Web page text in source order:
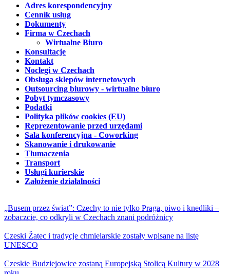
Adres korespondencyjny
Cennik usług
Dokumenty
Firma w Czechach
Wirtualne Biuro
Konsultacje
Kontakt
Noclegi w Czechach
Obsługa sklepów internetowych
Outsourcing biurowy - wirtualne biuro
Pobyt tymczasowy
Podatki
Polityka plików cookies (EU)
Reprezentowanie przed urzędami
Sala konferencyjna - Coworking
Skanowanie i drukowanie
Tłumaczenia
Transport
Usługi kurierskie
Założenie działalności
„Busem przez świat”: Czechy to nie tylko Praga, piwo i knedliki –
zobaczcie, co odkryli w Czechach znani podróżnicy
Czeski Žatec i tradycje chmielarskie zostały wpisane na listę
UNESCO
Czeskie Budziejowice zostaną Europejską Stolicą Kultury w 2028